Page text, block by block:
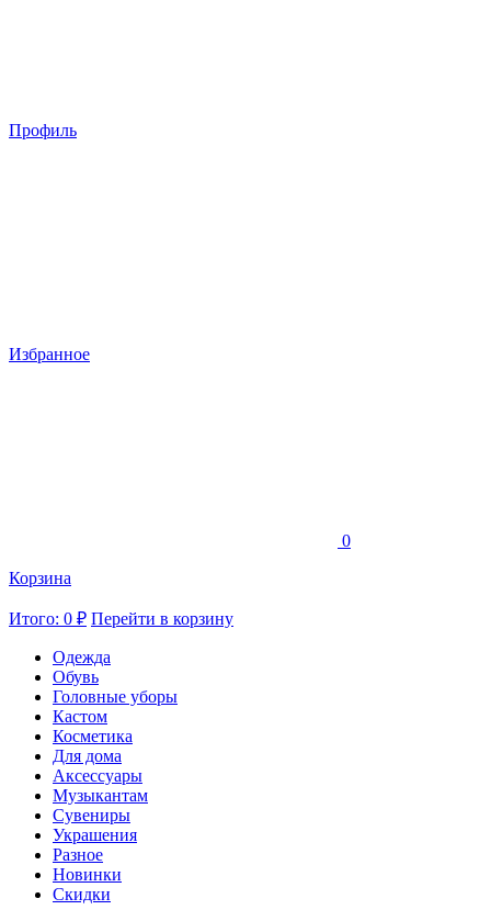
Профиль
Избранное
0
Корзина
Итого: 0 ₽ Перейти в корзину
Одежда
Обувь
Головные уборы
Кастом
Косметика
Для дома
Аксессуары
Музыкантам
Сувениры
Украшения
Разное
Новинки
Скидки